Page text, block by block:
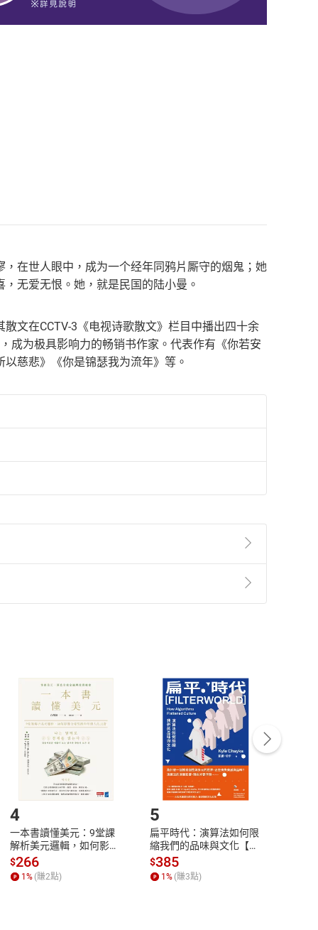
在世人眼中，成为一个经年同鸦片厮守的烟鬼；她
无爱无恨。她，就是民国的陆小曼。
文在CCTV-3《电视诗歌散文》栏目中播出四十余
成为极具影响力的畅销书作家。代表作有《你若安
慈悲》《你是锦瑟我为流年》等。
第2條第5款之規定，「非以有形媒介提供之數位
點選「瀏覽訂單明細」 「申請取消訂單/退
貨。
付款方式
Payment
完成訂單
Complete
號，下載書籍後看書
4
一本書讀懂美元：9堂課
解析美元邏輯，如何影響
全球經濟和每個人的投資
【電子書】
$266
1% (賺2點)
5
扁平時代：演算法如何限
縮我們的品味與文化【電
子書】
$385
1% (賺3點)